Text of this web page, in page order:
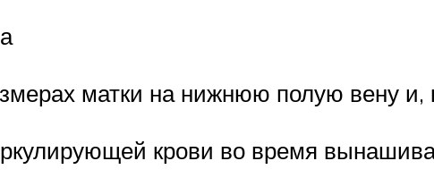
матки на нижнюю полую вену и,
крови во время